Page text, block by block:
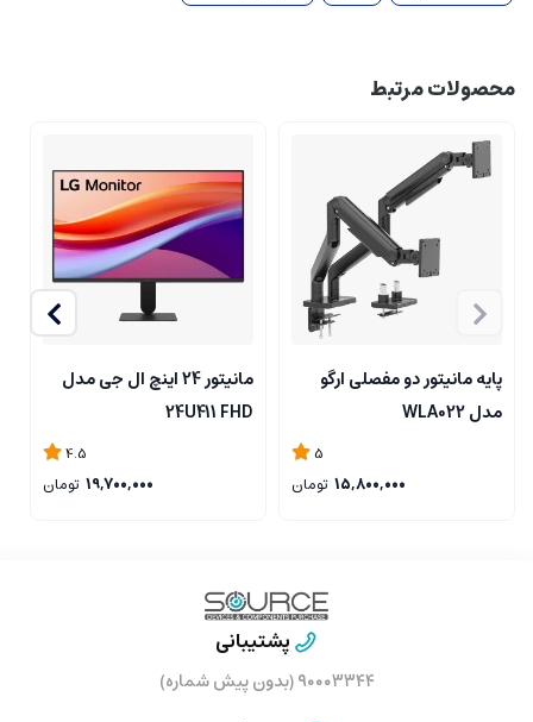
محصولات مرتبط
پایه مانیتور دو مفصلی ارگو
مدل WLA022
5
15,800,000 تومان
مانیتور 24 اینچ ال جی مدل
24U411 FHD
4.5
19,700,000 تومان
پشتیبانی
۹۰۰۰۳۳۴۴ (بدون پیش شماره)